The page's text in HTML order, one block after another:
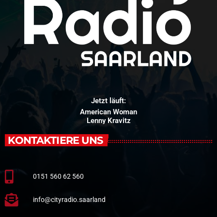
Jetzt läuft:
American Woman
Lenny Kravitz
KONTAKTIERE UNS
0151 560 62 560
info@cityradio.saarland